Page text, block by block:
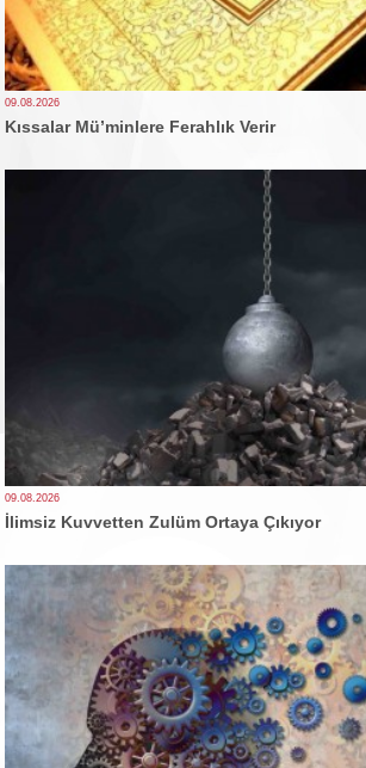
09.08.2026
Kıssalar Mü’minlere Ferahlık Verir
09.08.2026
İlimsiz Kuvvetten Zulüm Ortaya Çıkıyor